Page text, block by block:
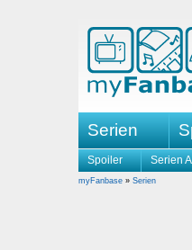
Serien
Spoiler Serien
myFanbase » Serien